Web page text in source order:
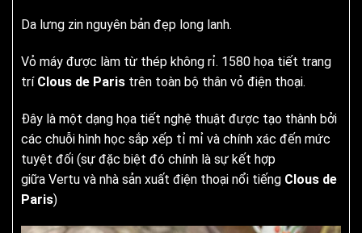
Da lưng zin nguyên bản đẹp long lanh.
Vỏ máy được làm từ thép không rỉ. 1580 họa tiết trang
trí Clous de Paris trên toàn bộ thân vỏ điện thoại.
Đây là một dạng họa tiết nghệ thuật được tạo thành bởi
các chuỗi hình học sắp xếp tỉ mỉ và chính xác đến mức
tuyệt đối (sự đặc biệt đó chính là sự kết hợp
giữa Vertu và nhà sản xuất điện thoại nổi tiếng Clous de
Paris)